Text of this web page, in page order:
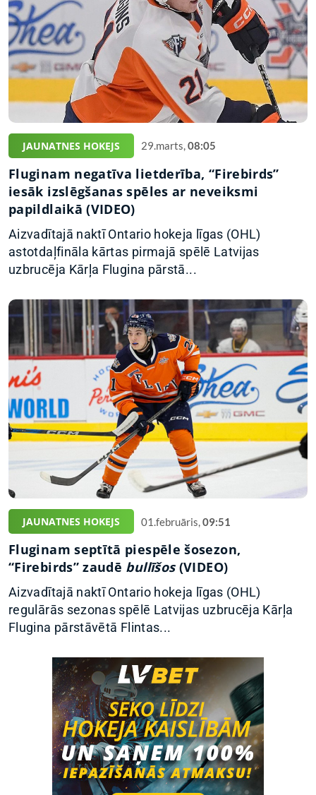
JAUNATNES HOKEJS 29.marts,08:05
Fluginam negatīva lietderība, “Firebirds”
iesāk izslēgšanas spēles ar neveiksmi
papildlaikā (VIDEO)
Aizvadītajā naktī Ontario hokeja līgas (OHL)
astotdaļfināla kārtas pirmajā spēlē Latvijas
uzbrucēja Kārļa Flugina pārstā...
JAUNATNES HOKEJS 01.februāris,09:51
Fluginam septītā piespēle šosezon,
“Firebirds” zaudē bullīšos(VIDEO)
Aizvadītajā naktī Ontario hokeja līgas (OHL)
regulārās sezonas spēlē Latvijas uzbrucēja Kārļa
Flugina pārstāvētā Flintas...